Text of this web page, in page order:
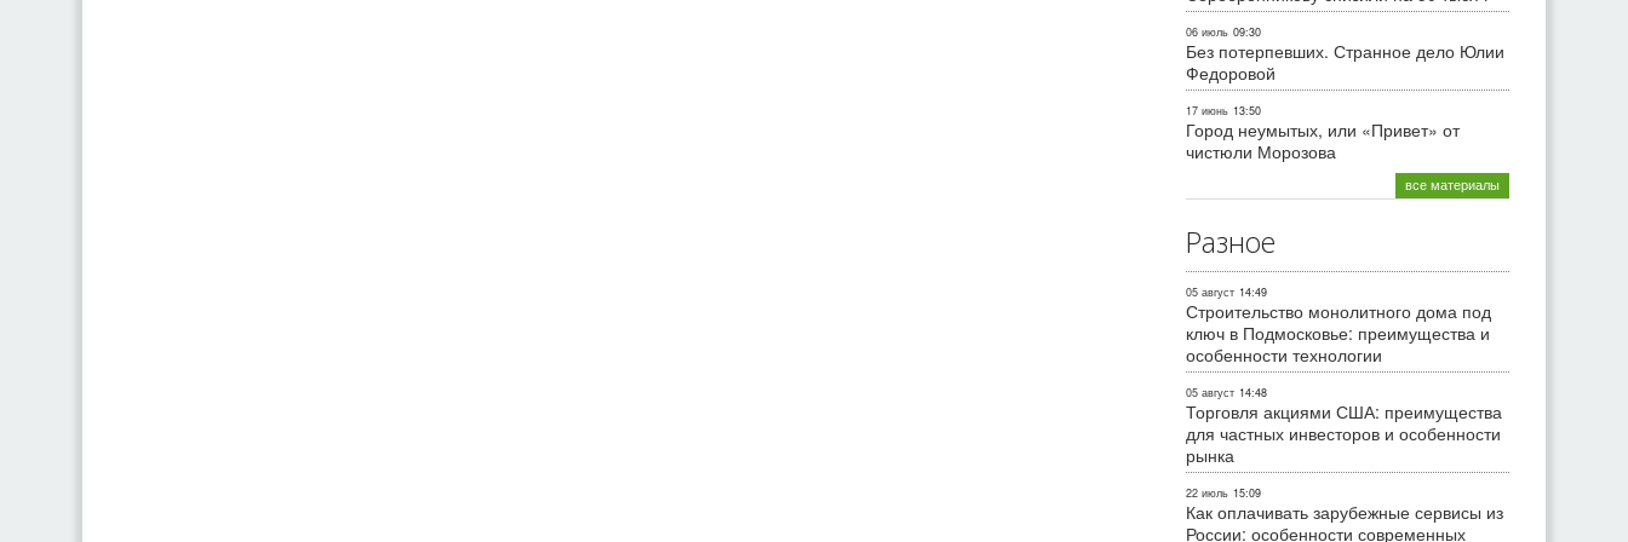
06 июль 09:30
Без потерпевших. Странное дело Юлии
Федоровой
17 июнь 13:50
Город неумытых, или «Привет» от
чистюли Морозова
все материалы
Разное
05 август 14:49
Строительство монолитного дома под
ключ в Подмосковье: преимущества и
особенности технологии
05 август 14:48
Торговля акциями США: преимущества
для частных инвесторов и особенности
рынка
22 июль 15:09
Как оплачивать зарубежные сервисы из
России: особенности современных